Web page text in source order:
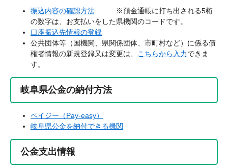
振込内容の確認方法 ※預金通帳に打ち出される5桁
の数字は、お支払いをした県機関のコードです。
口座振込先情報の登録
公共団体等（国機関、県関係団体、市町村など）に係る債
権者情報の新規登録又は変更は、 こちらから入力できま
す。
岐阜県公金の納付方法
ペイジー（Pay-easy）
岐阜県公金を納付できる機関
公金支出情報